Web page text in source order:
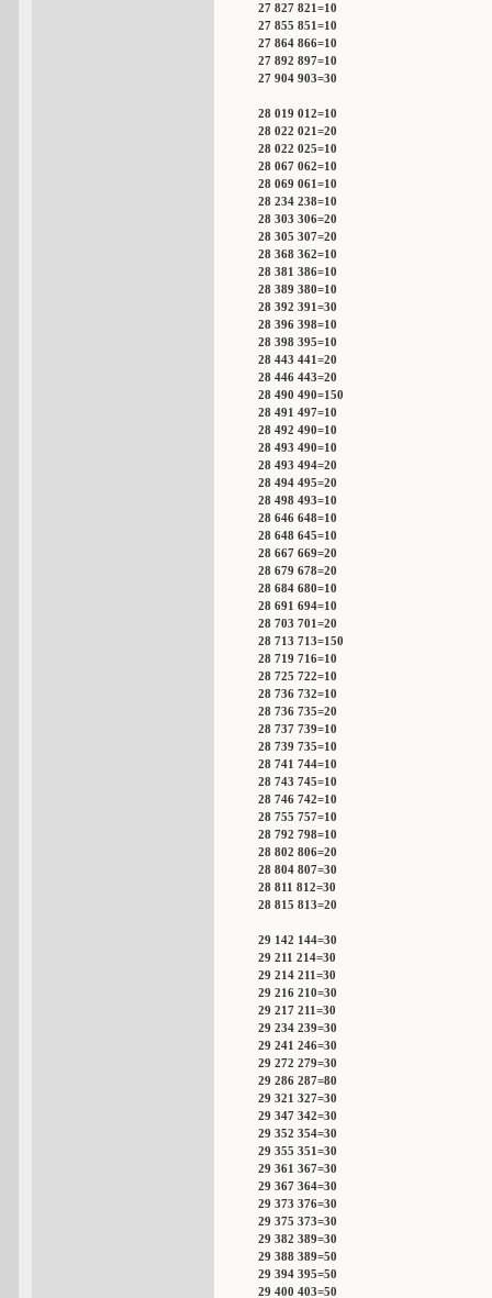
27 827 821=10
27 855 851=10
27 864 866=10
27 892 897=10
27 904 903=30
28 019 012=10
28 022 021=20
28 022 025=10
28 067 062=10
28 069 061=10
28 234 238=10
28 303 306=20
28 305 307=20
28 368 362=10
28 381 386=10
28 389 380=10
28 392 391=30
28 396 398=10
28 398 395=10
28 443 441=20
28 446 443=20
28 490 490=150
28 491 497=10
28 492 490=10
28 493 490=10
28 493 494=20
28 494 495=20
28 498 493=10
28 646 648=10
28 648 645=10
28 667 669=20
28 679 678=20
28 684 680=10
28 691 694=10
28 703 701=20
28 713 713=150
28 719 716=10
28 725 722=10
28 736 732=10
28 736 735=20
28 737 739=10
28 739 735=10
28 741 744=10
28 743 745=10
28 746 742=10
28 755 757=10
28 792 798=10
28 802 806=20
28 804 807=30
28 811 812=30
28 815 813=20
29 142 144=30
29 211 214=30
29 214 211=30
29 216 210=30
29 217 211=30
29 234 239=30
29 241 246=30
29 272 279=30
29 286 287=80
29 321 327=30
29 347 342=30
29 352 354=30
29 355 351=30
29 361 367=30
29 367 364=30
29 373 376=30
29 375 373=30
29 382 389=30
29 388 389=50
29 394 395=50
29 400 403=50